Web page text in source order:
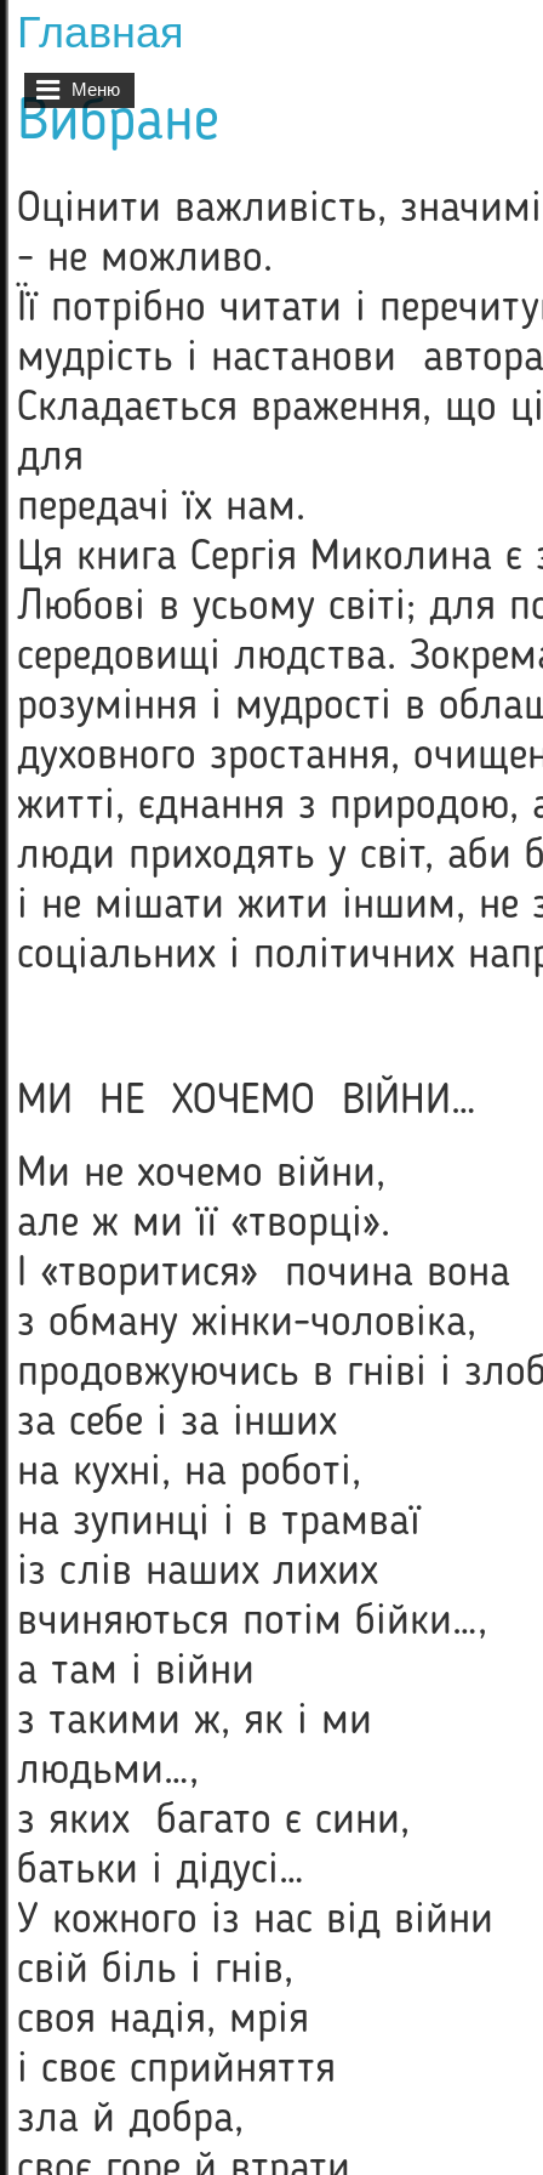
Меню
Вы здесь
Главная
Вибране
Оцінити важливість,
- не можливо.
Її потрібно читати і
мудрість і настанови
Складається враження, що
для
передачі їх нам.
Ця книга Сергія Миколина
Любові в усьому світі; для
середовищі людства.
розуміння і мудрості в
духовного зростання,
житті, єднання з природою,
люди приходять у світ, аби
і не мішати жити іншим, не
соціальних і політичних
МИ НЕ ХОЧЕМО ВІЙНИ…
Ми не хочемо війни,
але ж ми її «творці».
І «творитися» почина вона
з обману жінки-чоловіка,
продовжуючись в гніві і
за себе і за інших
на кухні, на роботі,
на зупинці і в трамваї
із слів наших лихих
вчиняються потім бійки…,
а там і війни
з такими ж, як і ми
людьми…,
з яких багато є сини,
батьки і дідусі…
У кожного із нас від війни
свій біль і гнів,
своя надія, мрія
і своє сприйняття
зла й добра,